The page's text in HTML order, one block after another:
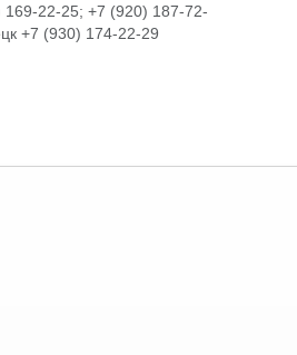
169-22-25; +7 (920) 187-72-
+7 (930) 174-22-29